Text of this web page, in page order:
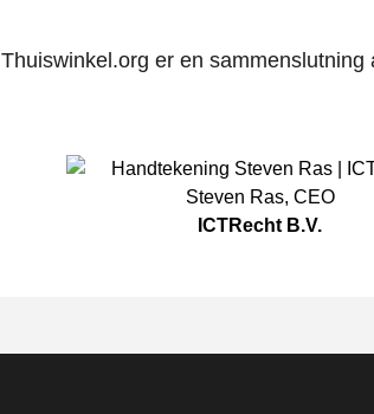
Thuiswinkel.org er en
Steven Ras, CEO
ICTRecht B.V.